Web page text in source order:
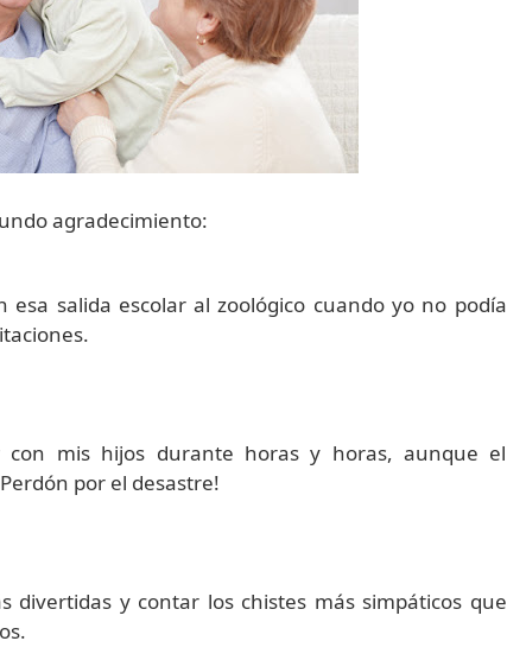
agradecimiento:
salida escolar al zoológico cuando yo no podía
con mis hijos durante horas y horas, aunque el
por el desastre!
divertidas y contar los chistes más simpáticos que